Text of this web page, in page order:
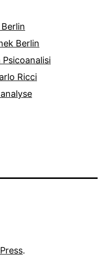
Berlin
Psicoanalisi
Ricci
.